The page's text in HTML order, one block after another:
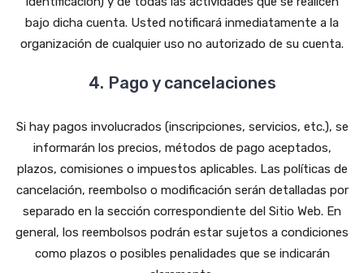
bajo dicha cuenta. Usted notificará inmediatamente a la
organización de cualquier uso no autorizado de su cuenta.
4. Pago y cancelaciones
Si hay pagos involucrados (inscripciones, servicios, etc.), se
informarán los precios, métodos de pago aceptados,
plazos, comisiones o impuestos aplicables. Las políticas de
cancelación, reembolso o modificación serán detalladas por
separado en la sección correspondiente del Sitio Web. En
general, los reembolsos podrán estar sujetos a condiciones
como plazos o posibles penalidades que se indicarán